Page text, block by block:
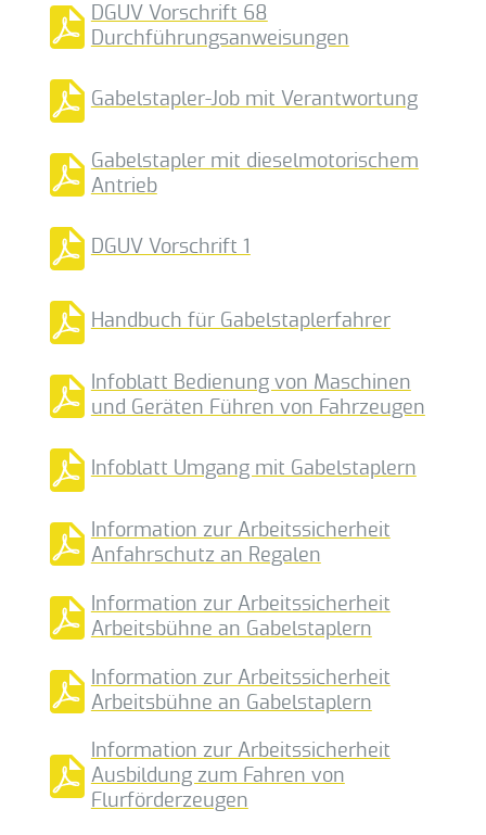
DGUV Vorschrift 68
Durchführungsanweisungen
Gabelstapler-Job mit Verantwortung
Gabelstapler mit dieselmotorischem
Antrieb
DGUV Vorschrift 1
Handbuch für Gabelstaplerfahrer
Infoblatt Bedienung von Maschinen
und Geräten Führen von Fahrzeugen
Infoblatt Umgang mit Gabelstaplern
Information zur Arbeitssicherheit
Anfahrschutz an Regalen
Information zur Arbeitssicherheit
Arbeitsbühne an Gabelstaplern
Information zur Arbeitssicherheit
Arbeitsbühne an Gabelstaplern
Information zur Arbeitssicherheit
Ausbildung zum Fahren von
Flurförderzeugen